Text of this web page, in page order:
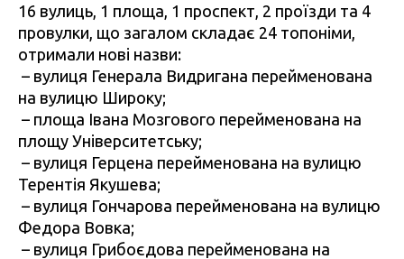
16 вулиць, 1 площа, 1 проспект, 2 проїзди та 4
провулки, що загалом складає 24 топоніми,
отримали нові назви:
– вулиця Генерала Видригана перейменована
на вулицю Широку;
– площа Івана Мозгового перейменована на
площу Університетську;
– вулиця Герцена перейменована на вулицю
Терентія Якушева;
– вулиця Гончарова перейменована на вулицю
Федора Вовка;
– вулиця Грибоєдова перейменована на